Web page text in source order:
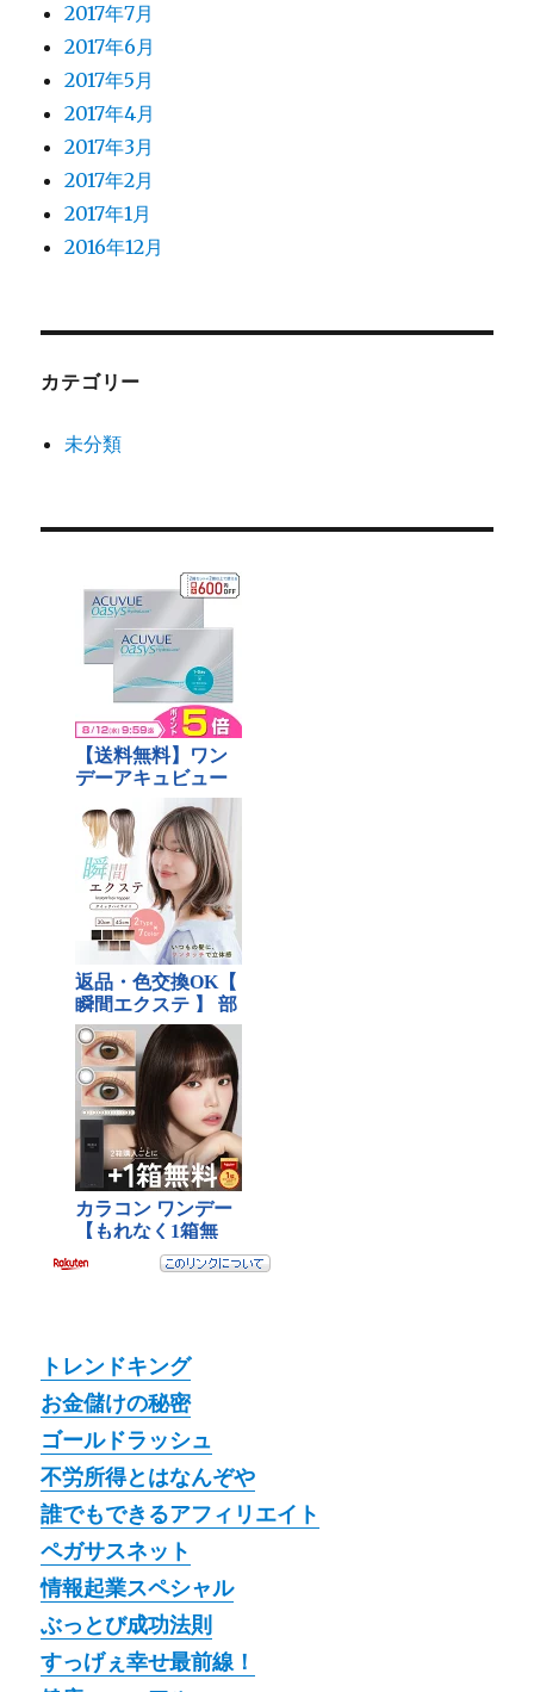
2017年7月
2017年6月
2017年5月
2017年4月
2017年3月
2017年2月
2017年1月
2016年12月
カテゴリー
未分類
トレンドキング
お金儲けの秘密
ゴールドラッシュ
不労所得とはなんぞや
誰でもできるアフィリエイト
ペガサスネット
情報起業スペシャル
ぶっとび成功法則
すっげぇ幸せ最前線！